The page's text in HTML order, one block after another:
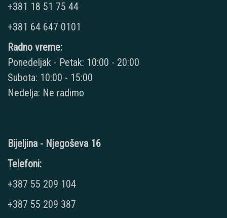
+381 18 51 75 44
+381 64 647 0101
Radno vreme:
Ponedeljak - Petak: 10:00 - 20:00
Subota: 10:00 - 15:00
Nedelja: Ne radimo
Bijeljina - Njegoševa 16
Telefoni:
+387 55 209 104
+387 55 209 387